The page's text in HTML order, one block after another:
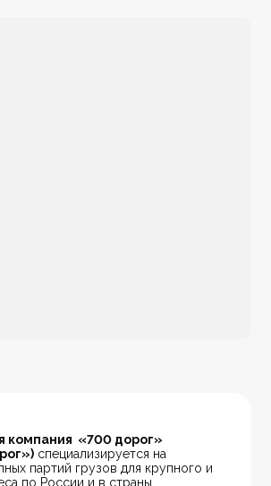
компания  «700 дорог»
специализируется на
партий грузов для крупного и
по России и в страны